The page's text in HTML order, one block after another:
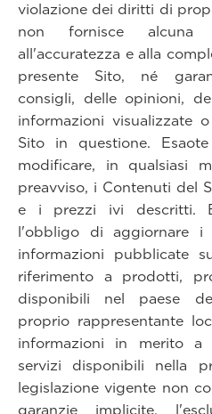
violazione dei diritti di
non fornisce alcuna
all'accuratezza e alla
presente Sito, né
consigli, delle opinioni,
informazioni visualizzate
Sito in questione.
modificare, in qualsiasi
preavviso, i Contenuti del
e i prezzi ivi descritti.
l'obbligo di aggiornare
informazioni pubblicate
riferimento a prodotti,
disponibili nel paese
proprio rappresentante
informazioni in merito a
servizi disponibili nella
legislazione vigente non
garanzie implicite,